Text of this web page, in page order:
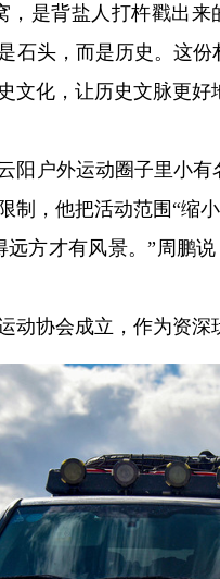
，是背盐人打杵戳出
石头，而是历史。这
化，让历史文脉更好
阳户外运动圈子里小
制，他把活动范围“缩
远方才有风景。”周鹏
动协会成立，作为资深